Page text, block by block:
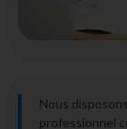
Nous
professionnel